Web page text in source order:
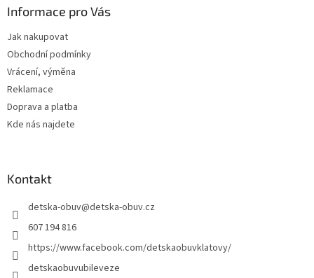
Informace pro Vás
Jak nakupovat
Obchodní podmínky
Vrácení, výměna
Reklamace
Doprava a platba
Kde nás najdete
Kontakt
detska-obuv@detska-obuv.cz
607 194 816
https://www.facebook.com/detskaobuvklatovy/
detskaobuvubileveze